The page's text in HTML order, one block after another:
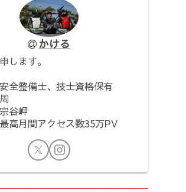
かける
します。
全整備士、技士資格保有
谷岬
高月間アクセス数35万PV